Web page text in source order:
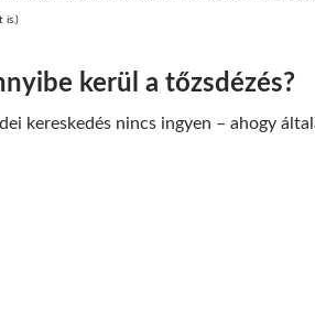
is.)
kerül a tőzsdézés?
kereskedés nincs ingyen – ahogy